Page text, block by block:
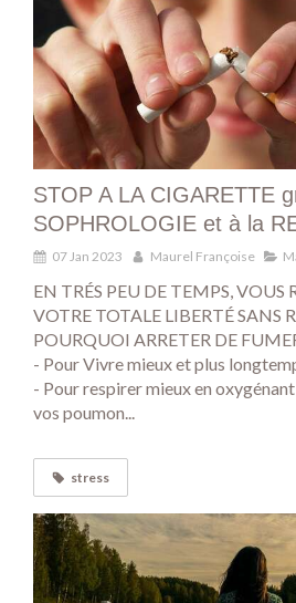
STOP A LA CIGARETTE
SOPHROLOGIE et à la
07 Jan 2023 Maurel Françoise
EN TRÉS PEU DE TEMPS, VOUS
VOTRE TOTALE LIBERTÉ SANS
POURQUOI ARRETER DE
- Pour Vivre mieux et plus
- Pour respirer mieux en
vos poumon...
stress